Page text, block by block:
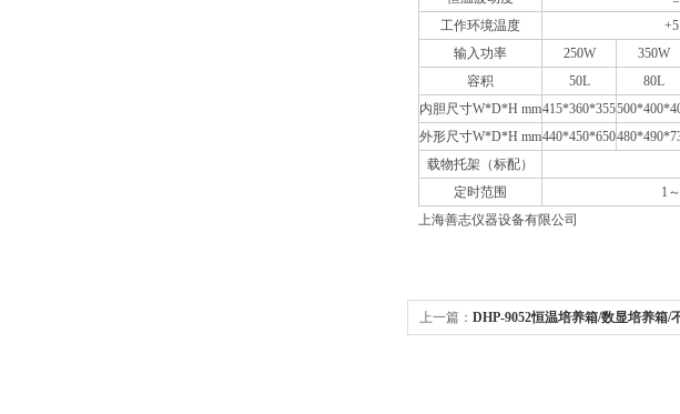
工作环境温度
输入功率
250W 350W
容积
50L 80L
内胆尺寸W*D*H mm415*360*355
外形尺寸W*D*H mm440*450*650
载物托架（标配）
定时范围
1
上海善志仪器设备有限公司
上一篇： DHP-9052恒温培养箱/数显培养箱/